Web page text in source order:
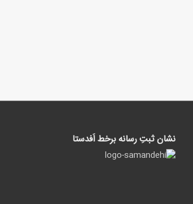
نشان ثبتِ رسانه برخط اَفدستا